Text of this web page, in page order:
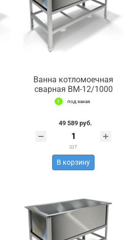
Ванна котломоечная
сварная ВМ-12/1000
под заказ
49 589 руб.
шт
В корзину